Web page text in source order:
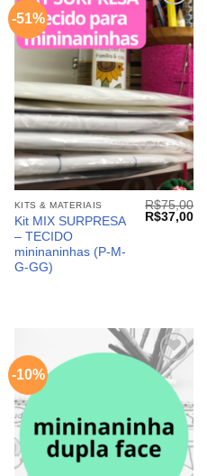
preço
atual
R$39,00.
-51%
Adicionar
aos
meus
desejos
KITS & MATERIAIS
Kit MIX SURPRESA
– TECIDO
mininaninhas (P-M-
G-GG)
R$75,00
O
R$37,00O
-10%
Adicionar
aos